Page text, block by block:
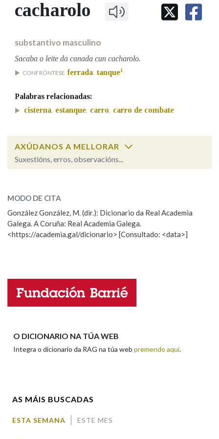
IDENTIDADE CORPORATIVA
MARCIAL DEL ADALID
FIGURAS HOMENAXEADAS
PRIMAVERA DAS LETRAS
PORTAL DAS PALABRAS
Facebook
TwitterYoutubeInstagram
Bluesky
BUSCAR NOS LEMAS
Remata por
Contén
BUSCAR NO CONTIDO
Nas definicións
Nos exemplos
OUTRAS OPCIÓNS DE BUSCA
Pertence a
cacharolo
substantivo masculino
Sacaba o leite da canada cun cacharolo.
CONFRÓNTESE ferrada, tanque1
Palabras relacionadas:
cisterna, estanque, carro, carro de combate
AXÚDANOS A MELLORAR
Suxestións, erros, observacións...
ESCOLLE UNHA OPCIÓN:
Observación Hai un erro na palabra
Propoño mellorar a definición
Nome
MODO DE CITA
González González, M. (dir.): Dicionario da Real Academia
Galega. A Coruña: Real Academia Galega.
<https://academia.gal/dicionario> [Consultado: <data>]
O DICIONARIO NA TÚA WEB
Integra o dicionario da RAG na túa web premendo aquí.
AS MÁIS BUSCADAS
ESTA SEMANA ESTE MES